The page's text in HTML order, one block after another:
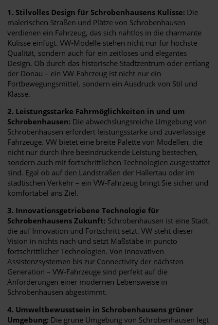
1. Stilvolles Design für Schrobenhausens Kulisse: Die
malerischen Straßen und Plätze von Schrobenhausen
verdienen ein Fahrzeug, das sich nahtlos in die charmante
Kulisse einfügt. VW-Modelle stehen nicht nur für höchste
Qualität, sondern auch für ein zeitloses und elegantes
Design. Ob durch das historische Stadtzentrum oder entlang
der Donau – ein VW-Fahrzeug ist nicht nur ein
Fortbewegungsmittel, sondern ein Ausdruck von Stil und
Klasse.
2. Leistungsstarke Fahrmöglichkeiten in und um
Schrobenhausen: Die abwechslungsreiche Umgebung von
Schrobenhausen erfordert leistungsstarke und zuverlässige
Fahrzeuge. VW bietet eine breite Palette von Modellen, die
nicht nur durch ihre beeindruckende Leistung bestechen,
sondern auch mit fortschrittlichen Technologien ausgestattet
sind. Egal ob auf den Landstraßen der Hallertau oder im
städtischen Verkehr – ein VW-Fahrzeug bringt Sie sicher und
komfortabel ans Ziel.
3. Innovationsgetriebene Technologie für
Schrobenhausens Zukunft: Schrobenhausen ist eine Stadt,
die auf Innovation und Fortschritt setzt. VW steht dieser
Vision in nichts nach und setzt Maßstäbe in puncto
fortschrittlicher Technologien. Von innovativen
Assistenzsystemen bis zur Connectivity der nächsten
Generation – VW-Fahrzeuge sind perfekt auf die
Anforderungen einer modernen Lebensweise in
Schrobenhausen abgestimmt.
4. Umweltbewusstsein in Schrobenhausens grüner
Umgebung: Die grüne Umgebung von Schrobenhausen legt